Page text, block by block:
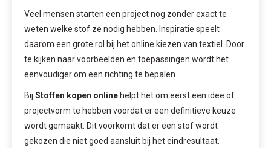
Veel mensen starten een project nog zonder exact te
weten welke stof ze nodig hebben. Inspiratie speelt
daarom een grote rol bij het online kiezen van textiel. Door
te kijken naar voorbeelden en toepassingen wordt het
eenvoudiger om een richting te bepalen.
Bij Stoffen kopen online helpt het om eerst een idee of
projectvorm te hebben voordat er een definitieve keuze
wordt gemaakt. Dit voorkomt dat er een stof wordt
gekozen die niet goed aansluit bij het eindresultaat.